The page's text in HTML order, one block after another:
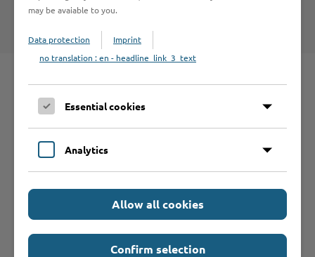
Nutzungsbedingungen
may be avaiable to you.
Data protection
Imprint
no translation : en - headline_link_3_text
Essential cookies
Analytics
Allow all cookies
Confirm selection